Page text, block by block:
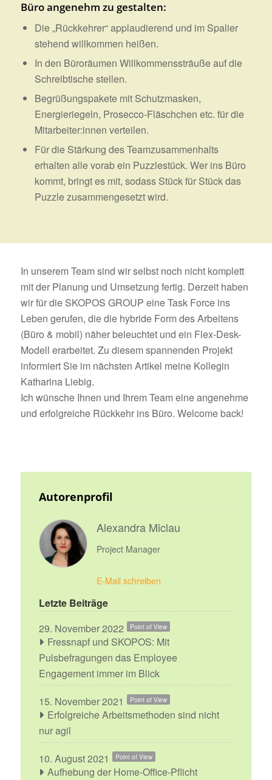
Büro angenehm zu gestalten:
Die „Rückkehrer“ applaudierend und im Spalier
stehend willkommen heißen.
In den Büroräumen Willkommenssträuße auf die
Schreibtische stellen.
Begrüßungspakete mit Schutzmasken,
Energieriegeln, Prosecco-Fläschchen etc. für die
Mitarbeiter:innen verteilen.
Für die Stärkung des Teamzusammenhalts
erhalten alle vorab ein Puzzlestück. Wer ins Büro
kommt, bringt es mit, sodass Stück für Stück das
Puzzle zusammengesetzt wird.
In unserem Team sind wir selbst noch nicht komplett
mit der Planung und Umsetzung fertig. Derzeit haben
wir für die SKOPOS GROUP eine Task Force ins
Leben gerufen, die die hybride Form des Arbeitens
(Büro & mobil) näher beleuchtet und ein Flex-Desk-
Modell erarbeitet. Zu diesem spannenden Projekt
informiert Sie im nächsten Artikel meine Kollegin
Katharina Liebig.
Ich wünsche Ihnen und Ihrem Team eine angenehme
und erfolgreiche Rückkehr ins Büro. Welcome back!
Autorenprofil
Alexandra Miclau
Project Manager
E-Mail schreiben
Letzte Beiträge
29. November 2022
Point of View
Fressnapf und SKOPOS: Mit
Pulsbefragungen das Employee
Engagement immer im Blick
15. November 2021
Point of View
Erfolgreiche Arbeitsmethoden sind nicht
nur agil
10. August 2021
Point of View
Aufhebung der Home-Office-Pflicht